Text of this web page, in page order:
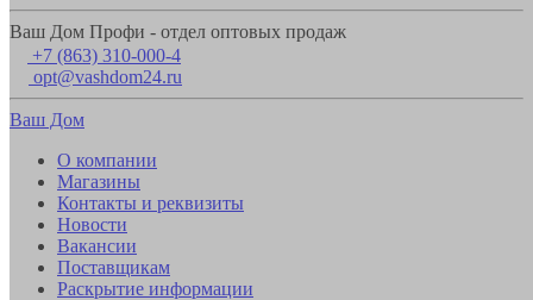
Ваш Дом Профи - отдел оптовых продаж
+7 (863) 310-000-4
opt@vashdom24.ru
Ваш Дом
О компании
Магазины
Контакты и реквизиты
Новости
Вакансии
Поставщикам
Раскрытие информации